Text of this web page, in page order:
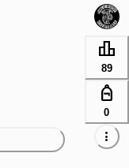
leaderboard
89
personal_bag
0
more_vert